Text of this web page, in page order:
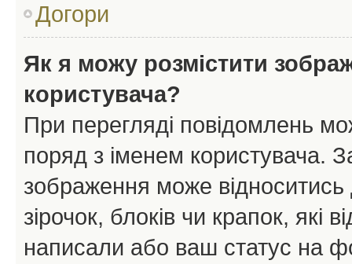
Догори
Як я можу розмістити
користувача?
При перегляді повідомлень
поряд з іменем користувача.
зображення може відноситись
зірочок, блоків чи крапок, які
написали або ваш статус на